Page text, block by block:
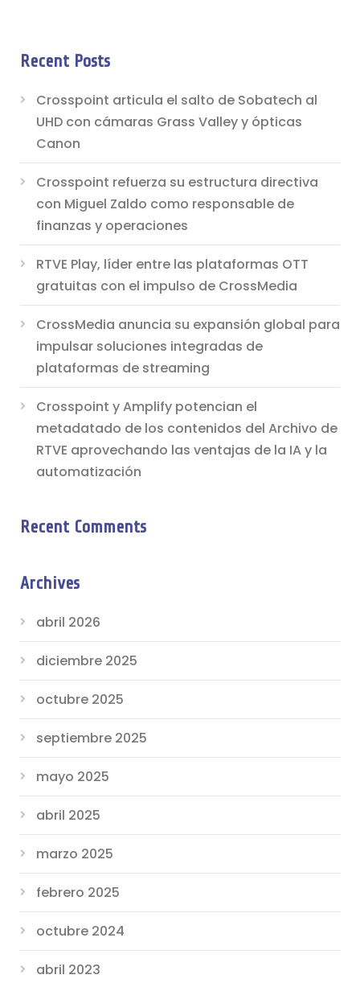
Recent Posts
Crosspoint articula el salto de Sobatech al
UHD con cámaras Grass Valley y ópticas
Canon
Crosspoint refuerza su estructura directiva
con Miguel Zaldo como responsable de
finanzas y operaciones
RTVE Play, líder entre las plataformas OTT
gratuitas con el impulso de CrossMedia
CrossMedia anuncia su expansión global para
impulsar soluciones integradas de
plataformas de streaming
Crosspoint y Amplify potencian el
metadatado de los contenidos del Archivo de
RTVE aprovechando las ventajas de la IA y la
automatización
Recent Comments
Archives
abril 2026
diciembre 2025
octubre 2025
septiembre 2025
mayo 2025
abril 2025
marzo 2025
febrero 2025
octubre 2024
abril 2023